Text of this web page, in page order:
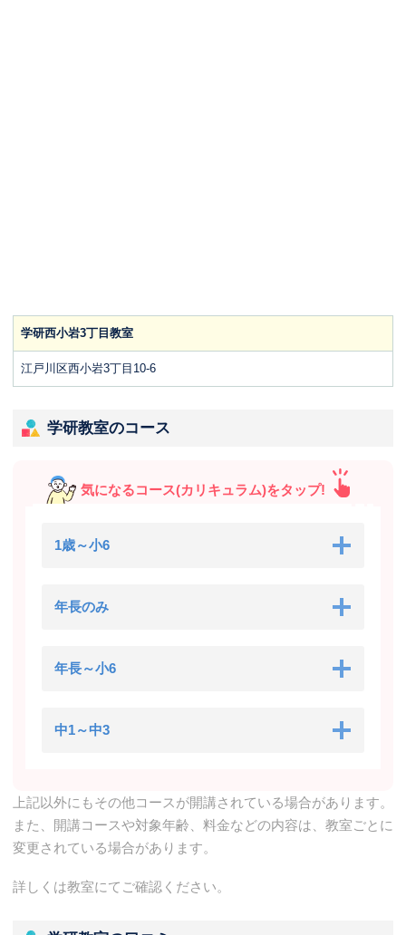
学研西小岩3丁目教室
江戸川区西小岩3丁目10-6
学研教室のコース
気になるコース(カリキュラム)をタップ!
1歳～小6
年長のみ
年長～小6
中1～中3
上記以外にもその他コースが開講されている場合があります。
また、開講コースや対象年齢、料金などの内容は、教室ごとに
変更されている場合があります。
詳しくは教室にてご確認ください。